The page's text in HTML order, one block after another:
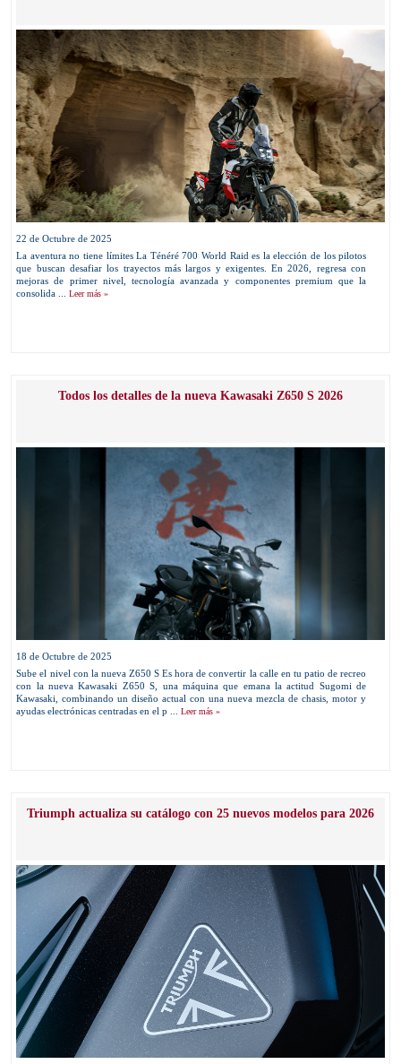
22 de Octubre de 2025
La aventura no tiene límites La Ténéré 700 World Raid es la elección de los pilotos
que buscan desafiar los trayectos más largos y exigentes. En 2026, regresa con
mejoras de primer nivel, tecnología avanzada y componentes premium que la
consolida ...Leer más »
Todos los detalles de la nueva Kawasaki Z650 S 2026
18 de Octubre de 2025
Sube el nivel con la nueva Z650 S Es hora de convertir la calle en tu patio de recreo
con la nueva Kawasaki Z650 S, una máquina que emana la actitud Sugomi de
Kawasaki, combinando un diseño actual con una nueva mezcla de chasis, motor y
ayudas electrónicas centradas en el p ...Leer más »
Triumph actualiza su catálogo con 25 nuevos modelos para 2026